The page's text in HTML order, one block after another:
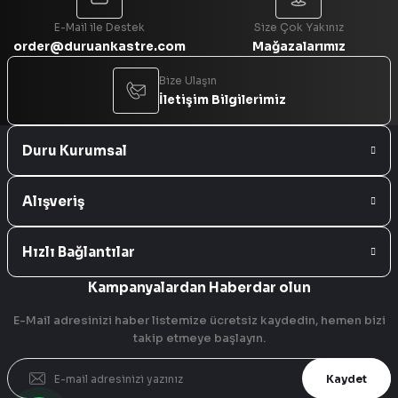
E-Mail ile Destek
order@duruankastre.com
Size Çok Yakınız
Mağazalarımız
Bize Ulaşın
İletişim Bilgilerimiz
Duru Kurumsal
Alışveriş
Hızlı Bağlantılar
Kampanyalardan Haberdar olun
E-Mail adresinizi haber listemize ücretsiz kaydedin, hemen bizi
takip etmeye başlayın.
Kaydet